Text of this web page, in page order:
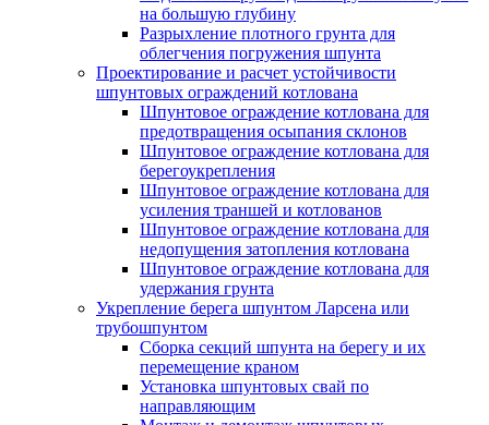
на большую глубину
Разрыхление плотного грунта для
облегчения погружения шпунта
Проектирование и расчет устойчивости
шпунтовых ограждений котлована
Шпунтовое ограждение котлована для
предотвращения осыпания склонов
Шпунтовое ограждение котлована для
берегоукрепления
Шпунтовое ограждение котлована для
усиления траншей и котлованов
Шпунтовое ограждение котлована для
недопущения затопления котлована
Шпунтовое ограждение котлована для
удержания грунта
Укрепление берега шпунтом Ларсена или
трубошпунтом
Сборка секций шпунта на берегу и их
перемещение краном
Установка шпунтовых свай по
направляющим